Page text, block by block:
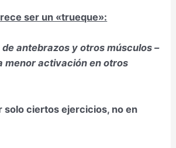
ser un «trueque»:
antebrazos y otros músculos –
menor activación en otros
solo ciertos ejercicios, no en